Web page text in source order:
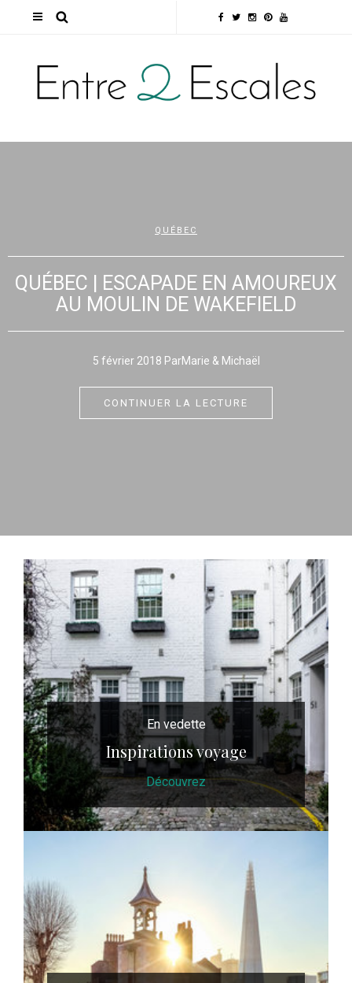
QUÉBEC
QUÉBEC | ESCAPADE EN AMOUREUX
AU MOULIN DE WAKEFIELD
5 février 2018 ParMarie & Michaël
CONTINUER LA LECTURE
En vedette
Inspirations voyage
Découvrez